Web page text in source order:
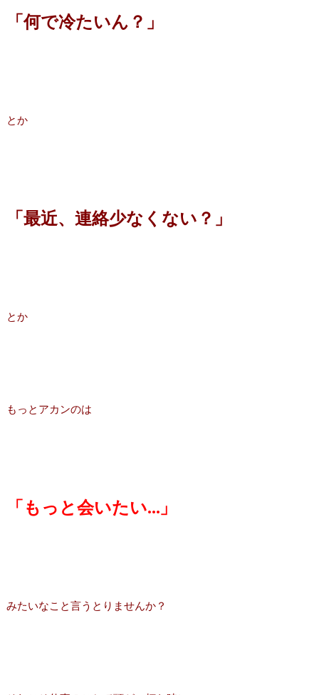
「何で冷たいん？」
とか
「最近、連絡少なくない？」
とか
もっとアカンのは
「もっと会いたい…」
みたいなこと言うとりませんか？